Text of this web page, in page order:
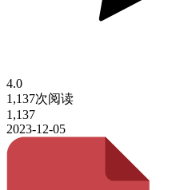
4.0
1,137次阅读
1,137
2023-12-05